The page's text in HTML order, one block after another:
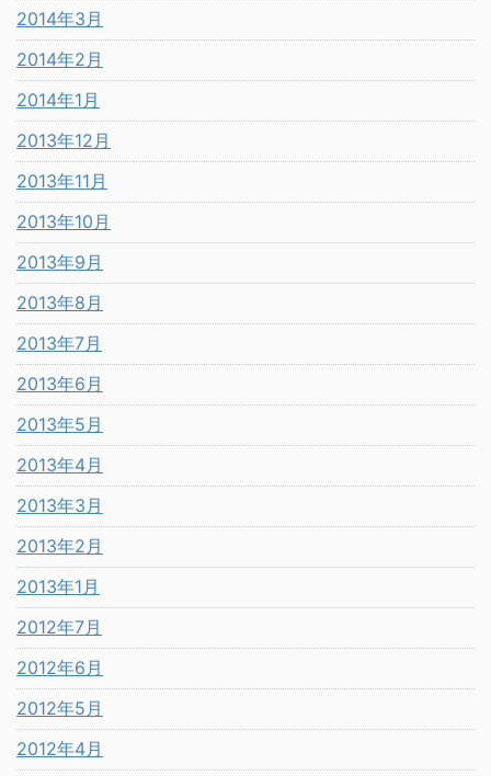
2014年3月
2014年2月
2014年1月
2013年12月
2013年11月
2013年10月
2013年9月
2013年8月
2013年7月
2013年6月
2013年5月
2013年4月
2013年3月
2013年2月
2013年1月
2012年7月
2012年6月
2012年5月
2012年4月